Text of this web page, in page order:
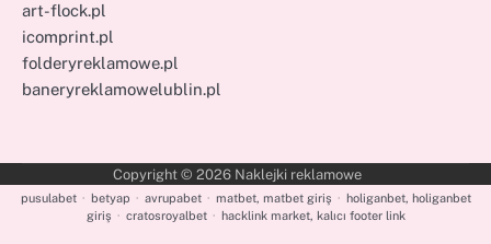
art-flock.pl
icomprint.pl
folderyreklamowe.pl
baneryreklamowelublin.pl
Copyright © 2026 Naklejki reklamowe
pusulabet · betyap · avrupabet · matbet, matbet giriş · holiganbet, holiganbet
giriş · cratosroyalbet · hacklink market, kalıcı footer link